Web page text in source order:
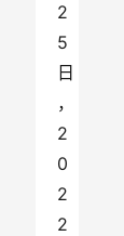
2
5
日
，
2
0
2
2